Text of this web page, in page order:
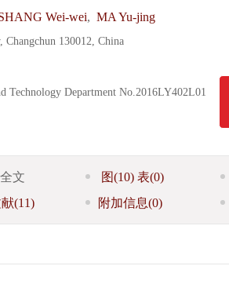
Wei-wei, MA Yu-jing
130012, China
Technology Department No.2016LY402L01
文 图(10) 表(0)
(11) 附加信息(0)
《